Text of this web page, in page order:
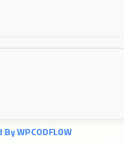
WPCODFLOW